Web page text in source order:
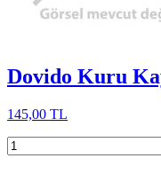
Dovido Kuru
145,00 TL